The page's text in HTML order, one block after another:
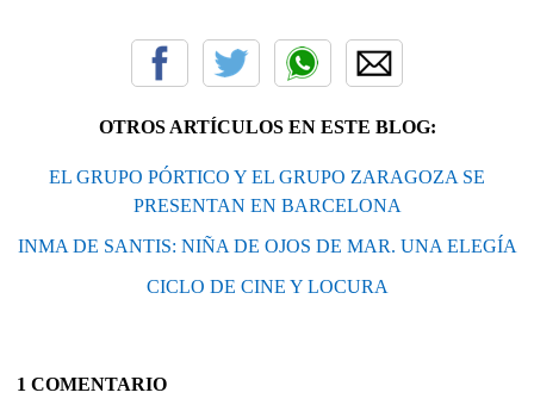
OTROS ARTÍCULOS EN ESTE BLOG:
EL GRUPO PÓRTICO Y EL GRUPO ZARAGOZA SE
PRESENTAN EN BARCELONA
INMA DE SANTIS: NIÑA DE OJOS DE MAR. UNA ELEGÍA
CICLO DE CINE Y LOCURA
1 COMENTARIO